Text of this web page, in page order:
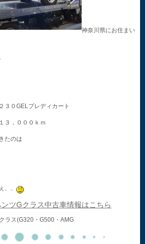
神奈川県にお住まい
０GELプレディカート
３，０００ｋｍ
たのは
、、
ツGクラス中古車情報はこちら
ラス(G320・G500・AMG